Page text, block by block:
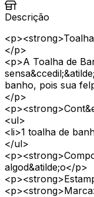
Descrição
</p>
<p>A Toalha de
banho, pois sua
</p>
<ul>
<li>1 toalha de
</ul>
algod&atilde;o</p>